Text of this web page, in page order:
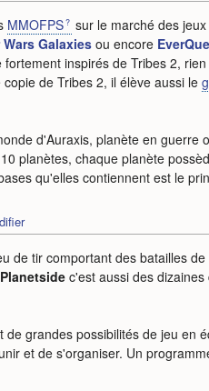
MMOFPS sur le marché des
Wars Galaxies ou encore
inspirés de Tribes 2,
de Tribes 2, il élève aussi le
d'Auraxis, planète en
planètes, chaque planète
qu'elles contiennent est le
de tir comportant des batailles
Planetside c'est aussi des
de grandes possibilités de jeu en
et de s'organiser. Un